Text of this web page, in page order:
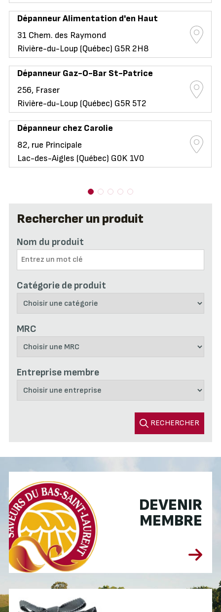
Rechercher un produit
Nom du produit
Catégorie de produit
MRC
Entreprise membre
RECHERCHER
Dépanneur Alimentation d'en Haut
31 Chem. des Raymond
Rivière-du-Loup (Québec) G5R 2H8
Dépanneur Gaz-O-Bar St-Patrice
256, Fraser
Rivière-du-Loup (Québec) G5R 5T2
Dépanneur chez Carolie
82, rue Principale
Lac-des-Aigles (Québec) G0K 1V0
DEVENIR
MEMBRE